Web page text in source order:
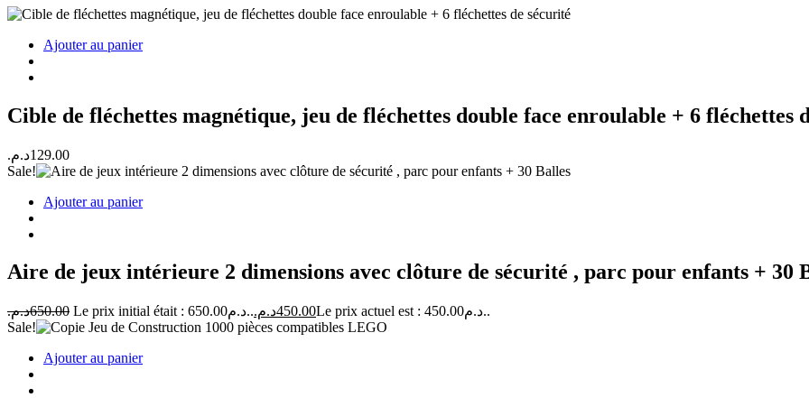
Ajouter au panier
Cible de fléchettes magnétique, jeu de fléchettes double face enroulable + 6 fléchettes
129.00د.م.
Sale!
Ajouter au panier
Aire de jeux intérieure 2 dimensions avec clôture de sécurité , parc pour enfants + 30
650.00د.م. Le prix initial était : 650.00د.م.. 450.00د.م.
Le prix actuel est : 450.00د.م..
Sale!
Ajouter au panier